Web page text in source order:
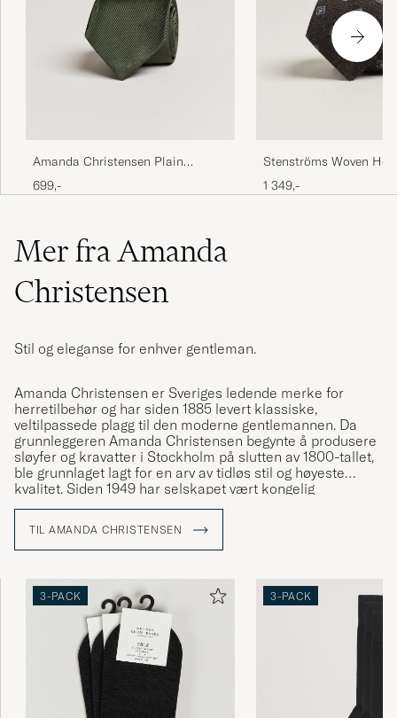
Amanda Christensen Plain
Classic Tie 8 cm Olive
699,-
Stenströms Woven
Silk Tie 7,5cm Dark
1 349,-
Mer fra Amanda
Christensen
Stil og eleganse for enhver gentleman.
Amanda Christensen er Sveriges ledende merke for
herretilbehør og har siden 1885 levert klassiske,
veltilpassede plagg til den moderne gentlemannen. Da
grunnleggeren Amanda Christensen begynte å produsere
sløyfer og kravatter i Stockholm på slutten av 1800-tallet,
ble grunnlaget lagt for en arv av tidløs stil og høyeste
kvalitet. Siden 1949 har selskapet vært kongelig
hoffleverandør og tilbyr i dag slips, skjerf, lommetørklær,
personligheten og stilen til bevisste menn verden over. En
stor del av produksjonen foregår rundt Comosjøen i Italia,
TIL AMANDA CHRISTENSEN
3-PACK 3-PACK